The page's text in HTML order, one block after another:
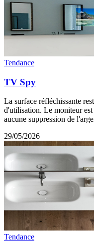
Tendance
TV Spy
La surface réfléchissante
d'utilisation. Le moniteur
aucune suppression de
29/05/2026
Tendance